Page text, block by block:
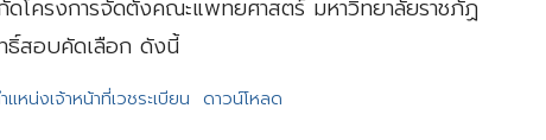
โครงการจัดตั้งคณะแพทยศาสตร์ มหาวิทยาลัยราชภัฏ
ธิ์สอบคัดเลือก ดังนี้
น่งเจ้าหน้าที่เวชระเบียน ดาวน์โหลด